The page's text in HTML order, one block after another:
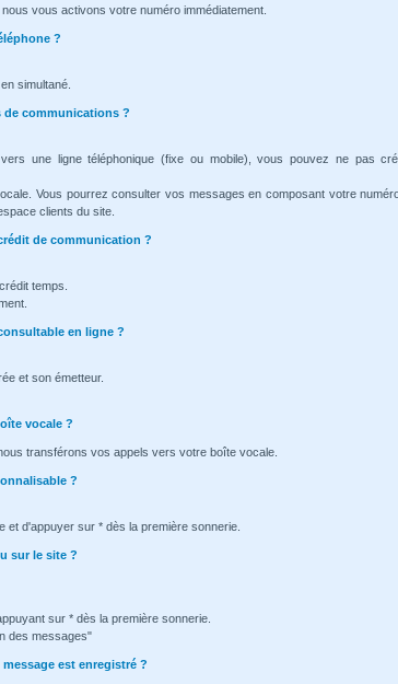
vous activons votre numéro immédiatement.
?
simultané.
de communications ?
une ligne téléphonique (fixe ou mobile), vous pouvez ne pas
Vous pourrez consulter vos messages en composant votre
clients du site.
de communication ?
temps.
en ligne ?
et son émetteur.
vocale ?
transférons vos appels vers votre boîte vocale.
?
et d'appuyer sur * dès la première sonnerie.
sur le site ?
sur * dès la première sonnerie.
des messages"
est enregistré ?